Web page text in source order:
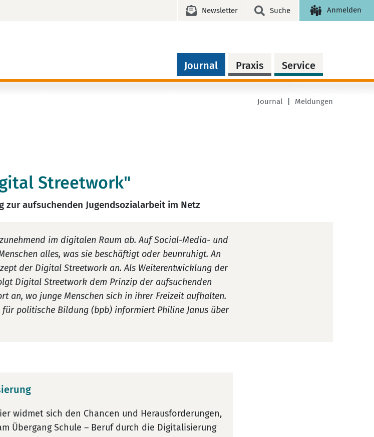
Newsletter Suche Anmelden
Journal Praxis Service
Journal Meldungen
Streetwork"
aufsuchenden Jugendsozialarbeit im Netz
im digitalen Raum ab. Auf Social-Media- und
alles, was sie beschäftigt oder beunruhigt. An
der Digital Streetwork an. Als Weiterentwicklung der
Digital Streetwork dem Prinzip der aufsuchenden
an, wo junge Menschen sich in ihrer Freizeit aufhalten.
politische Bildung (bpb) informiert Philine Janus über
widmet sich den Chancen und Herausforderungen,
Übergang Schule – Beruf durch die Digitalisierung